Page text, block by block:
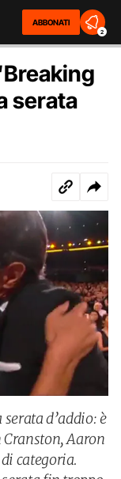
ABBONATI
2
serata
d’addio: è
Aaron
categoria.